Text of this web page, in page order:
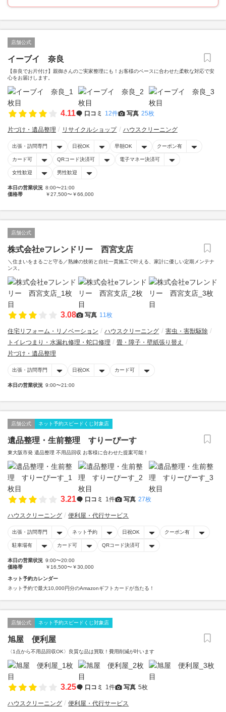
店舗公式
イーブイ 奈良
【奈良でお片付け】親御さんのご実家整理にも！お客様のペースに合わせた柔軟な対応で安
心をお届けします。
4.11 口コミ 12件 写真 25枚
片づけ・遺品整理 リサイクルショップ ハウスクリーニング
出張・訪問専門 日祝OK 早朝OK クーポン有
カード可 QRコード決済可 電子マネー決済可
女性歓迎 男性歓迎
本日の営業状況 8:00〜21:00
価格帯
￥27,500〜￥66,000
店舗公式
株式会社eフレンドリー 西宮支店
＼住まいをまるごと守る／熟練の技術と自社一貫施工で叶える、家計に優しい定期メンテナ
ンス。
3.08 写真 11枚
住宅リフォーム・リノベーション ハウスクリーニング
害虫・害獣駆除
トイレつまり・水漏れ修理・蛇口修理
畳・障子・壁紙張り替え
片づけ・遺品整理
出張・訪問専門 日祝OK カード可
本日の営業状況 9:00〜21:00
店舗公式 ネット予約スピードくじ対象店
遺品整理・生前整理 すりーぴーす
東大阪市発 遺品整理 不用品回収 お客様に合わせた提案可能！
3.21 口コミ 1件 写真 27枚
ハウスクリーニング 便利屋・代行サービス
出張・訪問専門 ネット予約 日祝OK クーポン有
駐車場有 カード可 QRコード決済可
本日の営業状況 9:00〜20:00
価格帯
￥16,500〜￥30,000
ネット予約カレンダー
ネット予約で最大10,000円分のAmazonギフトカードが当たる！
店舗公式 ネット予約スピードくじ対象店
旭屋 便利屋
〈1点から不用品回収OK〉良質な品は買取！費用削減が叶います
3.25 口コミ 1件 写真 5枚
ハウスクリーニング 便利屋・代行サービス